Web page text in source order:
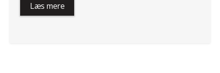
Læs mere